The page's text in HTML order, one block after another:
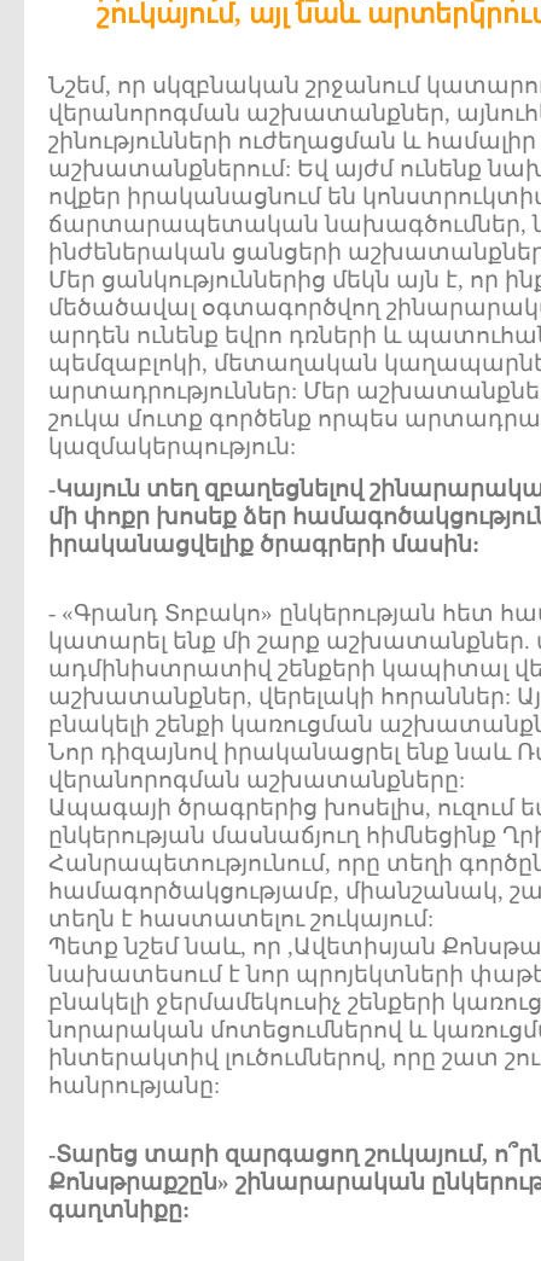
շուկայում, այլ նաև
Նշեմ, որ սկզբնական շրջանում
վերանորոգման աշխատանքներ,
շինությունների ուժեղացման և
աշխատանքներում: Եվ այժմ ունենք
ովքեր իրականացնում են
ճարտարապետական նախագծումներ,
ինժեներական ցանցերի
Մեր ցանկություններից մեկն այն է, որ
մեծածավալ օգտագործվող
արդեն ունենք եվրո դռների և
պեմզաբլոկի, մետաղական
արտադրություններ: Մեր
շուկա մուտք գործենք որպես
կազմակերպություն:
-Կայուն տեղ զբաղեցնելով
մի փոքր խոսեք ձեր
իրականացվելիք ծրագրերի մասին:
- «Գրանդ Տոբակո» ընկերության հետ
կատարել ենք մի շարք աշխատանքներ.
ադմինիստրատիվ շենքերի կապիտալ
աշխատանքներ, վերելակի հորաններ:
բնակելի շենքի կառուցման
Նոր դիզայնով իրականացրել ենք նաև
վերանորոգման աշխատանքները:
Ապագայի ծրագրերից խոսելիս, ուզում
ընկերության մասնաճյուղ հիմնեցինք
Հանրապետությունում, որը տեղի
համագործակցությամբ, միանշանակ,
տեղն է հաստատելու շուկայում:
Պետք նշեմ նաև, որ ,Ավետիսյան
նախատեսում է նոր պրոյեկտների
բնակելի ջերմամեկուսիչ շենքերի
նորարական մոտեցումներով և
ինտերակտիվ լուծումներով, որը շատ
հանրությանը:
-Տարեց տարի զարգացող շուկայում,
Քոնսթրաքշըն» շինարարական
գաղտնիքը: